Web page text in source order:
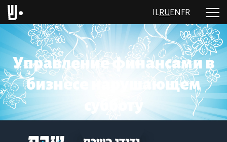
RU EN FR
Управление финансами в
бизнесе нарушающем
субботу